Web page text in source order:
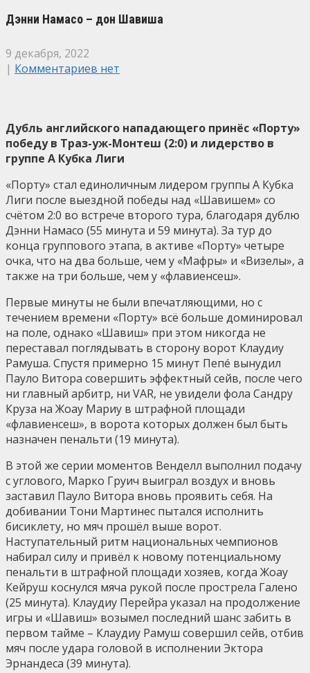
Дэнни Намасо – дон Шавиша
9 декабря, 2022
| Комментариев нет
Дубль английского нападающего принёс «Порту»
победу в Траз-уж-Монтеш (2:0) и лидерство в
группе А Кубка Лиги
«Порту» стал единоличным лидером группы А Кубка
Лиги после выездной победы над «Шавишем» со
счётом 2:0 во встрече второго тура, благодаря дублю
Дэнни Намасо (55 минута и 59 минута). За тур до
конца группового этапа, в активе «Порту» четыре
очка, что на два больше, чем у «Мафры» и «Визелы», а
также на три больше, чем у «флавиенсеш».
Первые минуты не были впечатляющими, но с
течением времени «Порту» всё больше доминировал
на поле, однако «Шавиш» при этом никогда не
переставал поглядывать в сторону ворот Клаудиу
Рамуша. Спустя примерно 15 минут Пепé вынудил
Пауло Витора совершить эффектный сейв, после чего
ни главный арбитр, ни VAR, не увидели фола Сандру
Круза на Жоау Мариу в штрафной площади
«флавиенсеш», в ворота которых должен был быть
назначен пенальти (19 минута).
В этой же серии моментов Венделл выполнил подачу
с углового, Марко Груич выиграл воздух и вновь
заставил Пауло Витора вновь проявить себя. На
добивании Тони Мартинес пытался исполнить
бисиклету, но мяч прошёл выше ворот.
Наступательный ритм национальных чемпионов
набирал силу и привёл к новому потенциальному
пенальти в штрафной площади хозяев, когда Жоау
Кейруш коснулся мяча рукой после прострела Галено
(25 минута). Клаудиу Перейра указал на продолжение
игры и «Шавиш» возымел последний шанс забить в
первом тайме – Клаудиу Рамуш совершил сейв, отбив
мяч после удара головой в исполнении Эктора
Эрнандеса (39 минута).